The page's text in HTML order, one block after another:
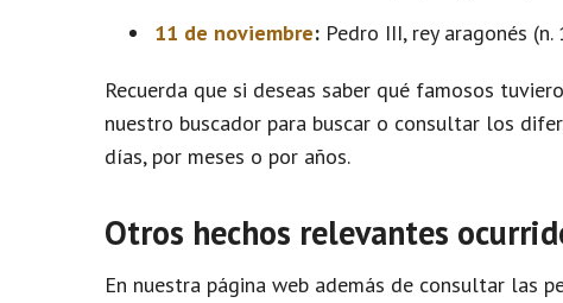
11 de noviembre: Pedro III, rey aragonés (n.
Recuerda que si deseas saber qué famosos
nuestro buscador para buscar o consultar los
días, por meses o por años.
Otros hechos relevantes
En nuestra página web además de consultar las